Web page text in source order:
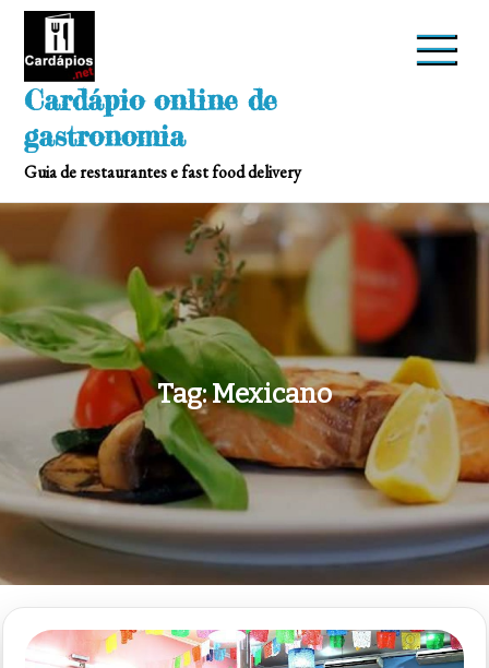
Skip
Cardápio online de
gastronomia
Guia de restaurantes e fast food delivery
Tag:Mexicano